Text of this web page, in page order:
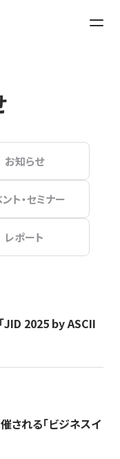
お知らせ
ト・セミナー
レポート
JID 2025 by ASCII
される「ビジネスイ